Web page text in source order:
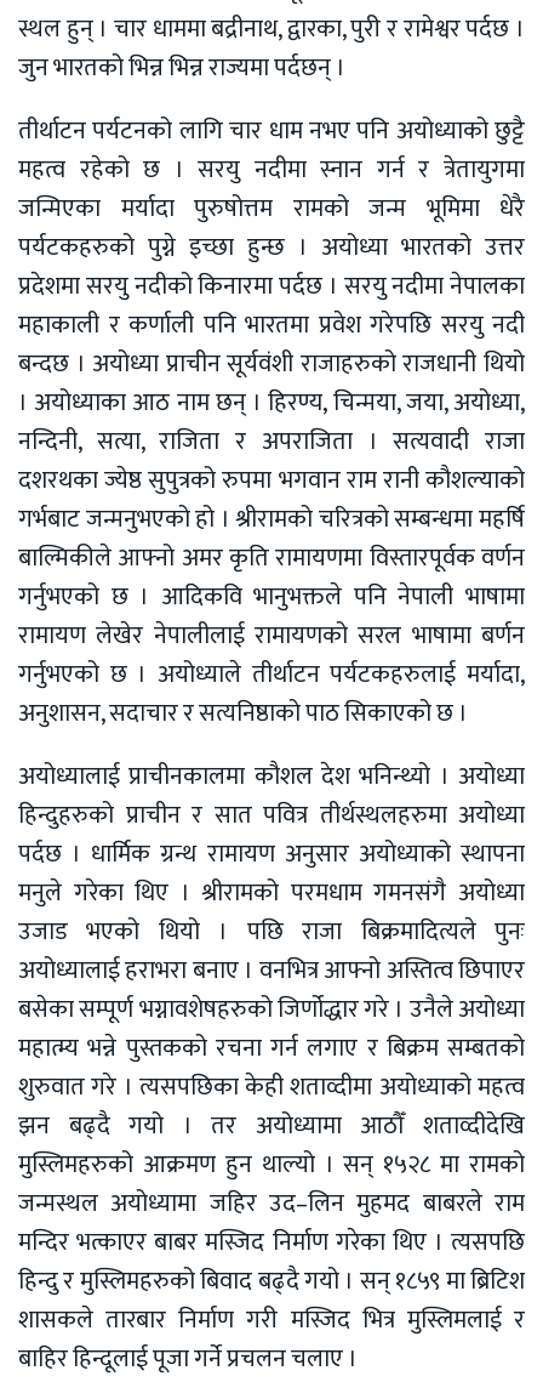
स्थल हुन् । चार धाममा बद्रीनाथ, द्वारका, पुरी र रामेश्वर पर्दछ ।
जुन भारतको भिन्न भिन्न राज्यमा पर्दछन् ।
तीर्थाटन पर्यटनको लागि चार धाम नभए पनि अयोध्याको छुट्टै
महत्व रहेको छ । सरयु नदीमा स्नान गर्न र त्रेतायुगमा
जन्मिएका मर्यादा पुरुषोत्तम रामको जन्म भूमिमा धेरै
पर्यटकहरुको पुग्ने इच्छा हुन्छ । अयोध्या भारतको उत्तर
प्रदेशमा सरयु नदीको किनारमा पर्दछ । सरयु नदीमा नेपालका
महाकाली र कर्णाली पनि भारतमा प्रवेश गरेपछि सरयु नदी
बन्दछ । अयोध्या प्राचीन सूर्यवंशी राजाहरुको राजधानी थियो
। अयोध्याका आठ नाम छन् । हिरण्य, चिन्मया, जया, अयोध्या,
नन्दिनी, सत्या, राजिता र अपराजिता । सत्यवादी राजा
दशरथका ज्येष्ठ सुपुत्रको रुपमा भगवान राम रानी कौशल्याको
गर्भबाट जन्मनुभएको हो । श्रीरामको चरित्रको सम्बन्धमा महर्षि
बाल्मिकीले आफ्नो अमर कृति रामायणमा विस्तारपूर्वक वर्णन
गर्नुभएको छ । आदिकवि भानुभक्तले पनि नेपाली भाषामा
रामायण लेखेर नेपालीलाई रामायणको सरल भाषामा बर्णन
गर्नुभएको छ । अयोध्याले तीर्थाटन पर्यटकहरुलाई मर्यादा,
अनुशासन, सदाचार र सत्यनिष्ठाको पाठ सिकाएको छ ।
अयोध्यालाई प्राचीनकालमा कौशल देश भनिन्थ्यो । अयोध्या
हिन्दुहरुको प्राचीन र सात पवित्र तीर्थस्थलहरुमा अयोध्या
पर्दछ । धार्मिक ग्रन्थ रामायण अनुसार अयोध्याको स्थापना
मनुले गरेका थिए । श्रीरामको परमधाम गमनसंगै अयोध्या
उजाड भएको थियो । पछि राजा बिक्रमादित्यले पुनः
अयोध्यालाई हराभरा बनाए । वनभित्र आफ्नो अस्तित्व छिपाएर
बसेका सम्पूर्ण भग्नावशेषहरुको जिर्णोद्धार गरे । उनैले अयोध्या
महात्म्य भन्ने पुस्तकको रचना गर्न लगाए र बिक्रम सम्बतको
शुरुवात गरे । त्यसपछिका केही शताव्दीमा अयोध्याको महत्व
झन बढ्दै गयो । तर अयोध्यामा आठौँ शताव्दीदेखि
मुस्लिमहरुको आक्रमण हुन थाल्यो । सन् १५२८ मा रामको
जन्मस्थल अयोध्यामा जहिर उद–लिन मुहमद बाबरले राम
मन्दिर भत्काएर बाबर मस्जिद निर्माण गरेका थिए । त्यसपछि
हिन्दु र मुस्लिमहरुको बिवाद बढ्दै गयो । सन् १८५९ मा ब्रिटिश
शासकले तारबार निर्माण गरी मस्जिद भित्र मुस्लिमलाई र
बाहिर हिन्दूलाई पूजा गर्ने प्रचलन चलाए ।